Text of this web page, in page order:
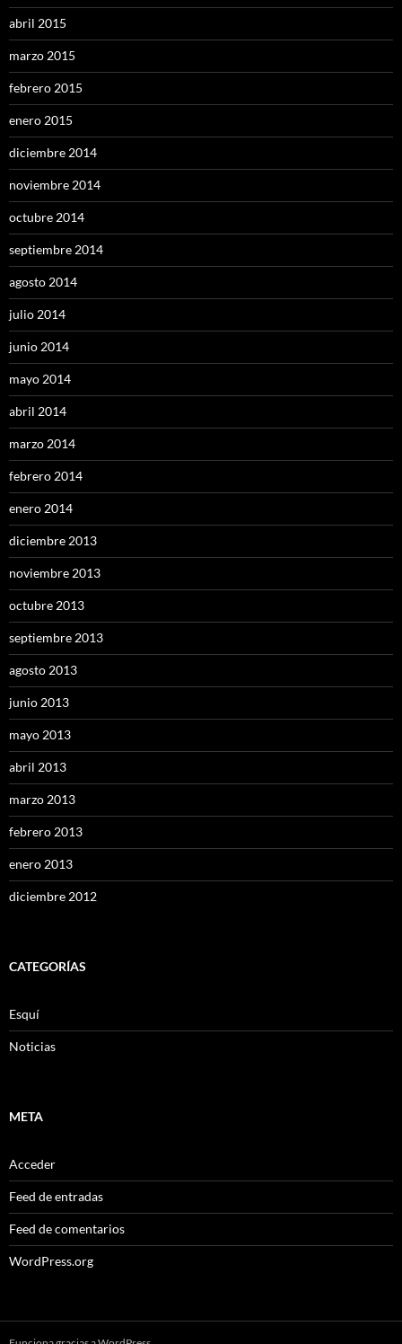
abril 2015
marzo 2015
febrero 2015
enero 2015
diciembre 2014
noviembre 2014
octubre 2014
septiembre 2014
agosto 2014
julio 2014
junio 2014
mayo 2014
abril 2014
marzo 2014
febrero 2014
enero 2014
diciembre 2013
noviembre 2013
octubre 2013
septiembre 2013
agosto 2013
junio 2013
mayo 2013
abril 2013
marzo 2013
febrero 2013
enero 2013
diciembre 2012
CATEGORÍAS
Esquí
Noticias
META
Acceder
Feed de entradas
Feed de comentarios
WordPress.org